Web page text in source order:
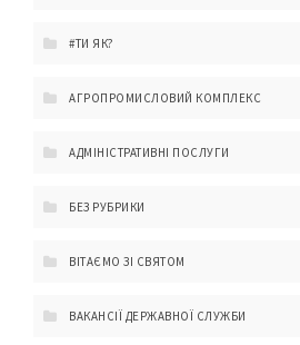
#ТИ ЯК?
АГРОПРОМИСЛОВИЙ КОМПЛЕКС
АДМІНІСТРАТИВНІ ПОСЛУГИ
БЕЗ РУБРИКИ
ВІТАЄМО ЗІ СВЯТОМ
ВАКАНСІЇ ДЕРЖАВНОЇ СЛУЖБИ